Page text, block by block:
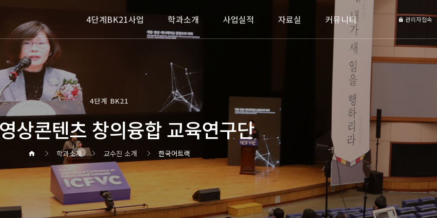
4단계BK21사업 학과소개 사업실적 자료실 커뮤니티 관리자접속
4단계 BK21
상콘텐츠 창의융합 교육연구단
학과소개 교수진 소개 한국어트랙